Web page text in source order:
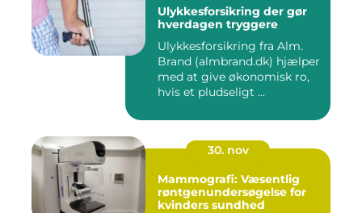
Ulykkesforsikring der gør
hverdagen tryggere
Ulykkesforsikring fra Alm.
Brand (almbrand.dk) hjælper
med at give økonomisk ro,
hvis et pludseligt ...
30. nov
Mammografi: Væsentlig
røntgenundersøgelse for
kvinders sundhed